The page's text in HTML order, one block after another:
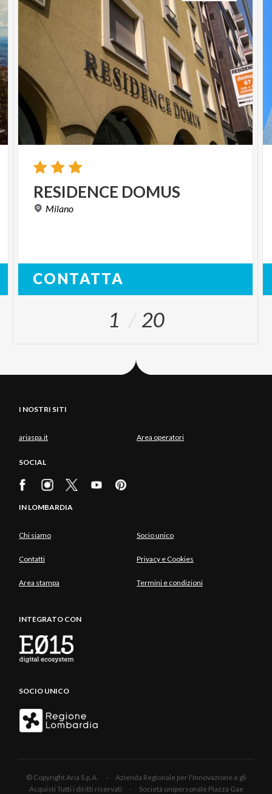
RESIDENCE DOMUS
Milano
CONTATTA
1 20
I NOSTRI SITI
ariaspa.it Area operatori
SOCIAL
IN LOMBARDIA
Chi siamo Socio unico
Contatti Privacy e Cookies
Area stampa Termini e condizioni
INTEGRATO CON
SOCIO UNICO
© Copyright Aria S.p.A. - Azienda Regionale per l'Innovazione e gli
Acquisti Tutti i diritti riservati - Società unipersonale Piazza Gae